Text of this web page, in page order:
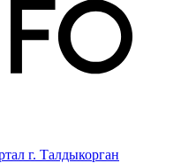
г. Талдыкорган